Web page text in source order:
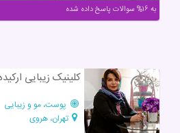
به ۱۶% سوالات پاسخ داده شده
کلینیک زیبایی
پوست، مو و زیبایی
تهران، هروی